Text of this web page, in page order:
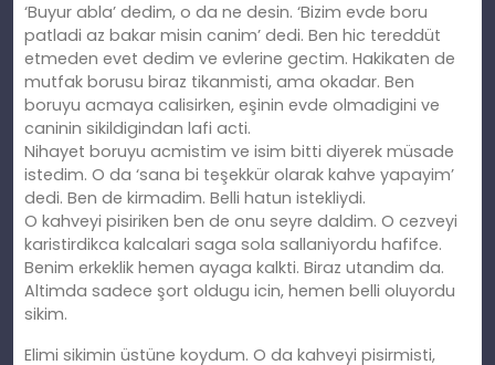
‘Buyur abla’ dedim, o da ne desin. ‘Bizim evde boru
patladi az bakar misin canim’ dedi. Ben hic tereddüt
etmeden evet dedim ve evlerine gectim. Hakikaten de
mutfak borusu biraz tikanmisti, ama okadar. Ben
boruyu acmaya calisirken, eşinin evde olmadigini ve
caninin sikildigindan lafi acti.
Nihayet boruyu acmistim ve isim bitti diyerek müsade
istedim. O da ‘sana bi teşekkür olarak kahve yapayim’
dedi. Ben de kirmadim. Belli hatun istekliydi.
O kahveyi pisiriken ben de onu seyre daldim. O cezveyi
karistirdikca kalcalari saga sola sallaniyordu hafifce.
Benim erkeklik hemen ayaga kalkti. Biraz utandim da.
Altimda sadece şort oldugu icin, hemen belli oluyordu
sikim.
Elimi sikimin üstüne koydum. O da kahveyi pisirmisti,